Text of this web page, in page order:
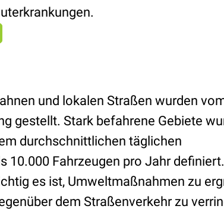
und lokalen Straßen wurden
gestellt. Stark befahrene Gebiete
durchschnittlichen täglichen
Fahrzeugen pro Jahr
es ist, Umweltmaßnahmen zu
dem Straßenverkehr zu